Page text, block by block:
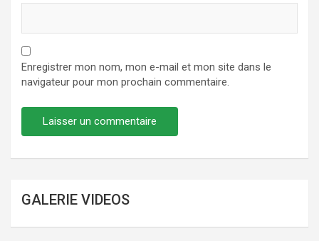
Enregistrer mon nom, mon e-mail et mon site dans le
navigateur pour mon prochain commentaire.
GALERIE VIDEOS